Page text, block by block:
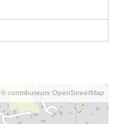
© contributeurs OpenStreetMap